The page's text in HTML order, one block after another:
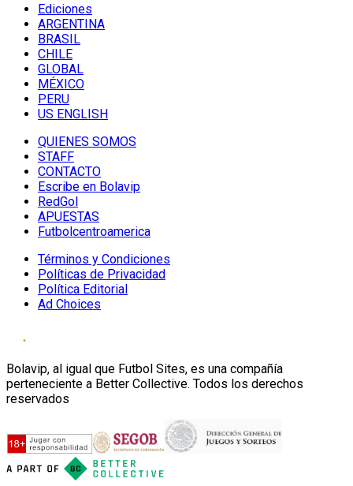
Ediciones
ARGENTINA
BRASIL
CHILE
GLOBAL
MÉXICO
PERU
US ENGLISH
QUIENES SOMOS
STAFF
CONTACTO
Escribe en Bolavip
RedGol
APUESTAS
Futbolcentroamerica
Términos y Condiciones
Políticas de Privacidad
Política Editorial
Ad Choices
Bolavip, al igual que Futbol Sites, es una compañía
perteneciente a Better Collective. Todos los derechos
reservados